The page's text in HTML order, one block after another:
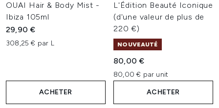
OUAI Hair & Body Mist -
Ibiza 105ml
29,90 €
308,25 € par L
ACHETER
L'Édition Beauté Iconique
(d'une valeur de plus de
220 €)
NOUVEAUTÉ
80,00 €
80,00 € par unit
ACHETER